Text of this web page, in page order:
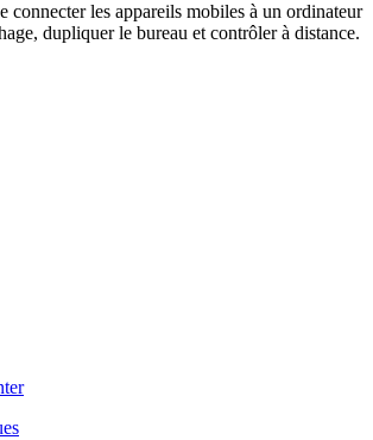
connecter les appareils mobiles à un ordinateur
dupliquer le bureau et contrôler à distance.